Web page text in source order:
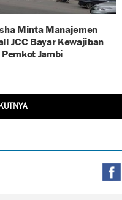
Minta Manajemen
JCC Bayar Kewajiban
Jambi